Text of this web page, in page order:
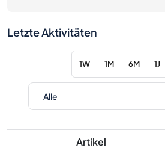
Letzte Aktivitäten
1W 1M 6M 1J
Artikel